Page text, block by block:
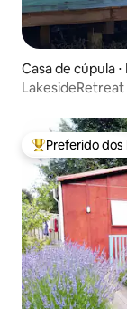
Casa de cúpula
Entre os
Preferido